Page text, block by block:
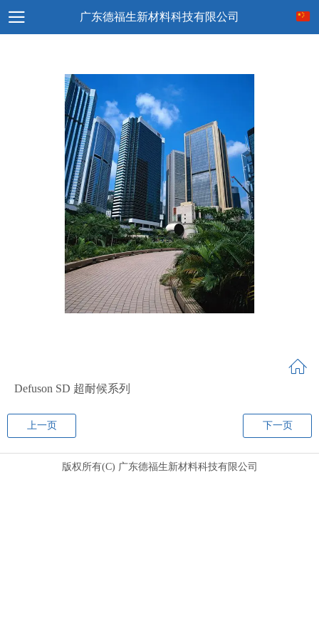
广东德福生新材料科技有限公司
Defuson SD 超耐候系列
上一页 下一页
版权所有(C) 广东德福生新材料科技有限公司